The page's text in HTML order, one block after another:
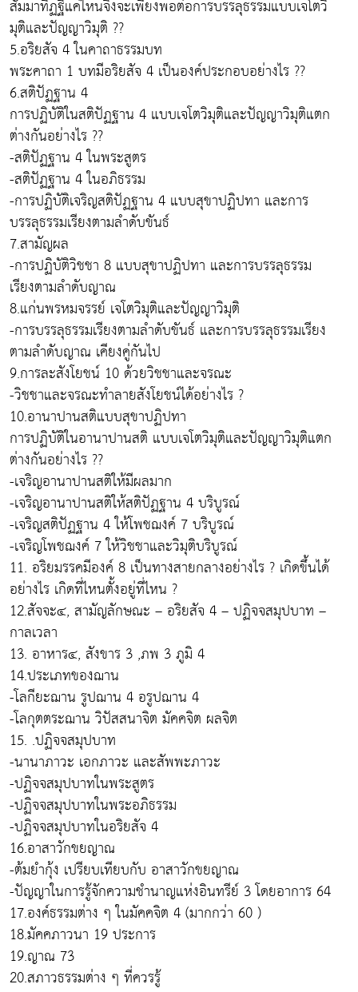
สัมมาทิฏฐิแค่ไหนจึงจะเพียงพอต่อการบรรลุธรรมแบบเจโตวิ
มุติและปัญญาวิมุติ ??
5.อริยสัจ 4 ในคาถาธรรมบท
พระคาถา 1 บทมีอริยสัจ 4 เป็นองค์ประกอบอย่างไร ??
6.สติปัฏฐาน 4
การปฏิบัติในสติปัฏฐาน 4 แบบเจโตวิมุติและปัญญาวิมุติแตก
ต่างกันอย่างไร ??
-สติปัฏฐาน 4 ในพระสูตร
-สติปัฏฐาน 4 ในอภิธรรม
-การปฏิบัติเจริญสติปัฏฐาน 4 แบบสุขาปฏิปทา และการ
บรรลุธรรมเรียงตามลำดับขันธ์
7.สามัญผล
-การปฏิบัติวิชชา 8 แบบสุขาปฏิปทา และการบรรลุธรรม
เรียงตามลำดับญาณ
8.แก่นพรหมจรรย์ เจโตวิมุติและปัญญาวิมุติ
-การบรรลุธรรมเรียงตามลำดับขันธ์ และการบรรลุธรรมเรียง
ตามลำดับญาณ เคียงคู่กันไป
9.การละสังโยชน์ 10 ด้วยวิชชาและจรณะ
-วิชชาและจรณะทำลายสังโยชน์ได้อย่างไร ?
10.อานาปานสติแบบสุขาปฏิปทา
การปฏิบัติในอานาปานสติ แบบเจโตวิมุติและปัญญาวิมุติแตก
ต่างกันอย่างไร ??
-เจริญอานาปานสติให้มีผลมาก
-เจริญอานาปานสติให้สติปัฏฐาน 4 บริบูรณ์
-เจริญสติปัฏฐาน 4 ให้โพชฌงค์ 7 บริบูรณ์
-เจริญโพชฌงค์ 7 ให้วิชชาและวิมุติบริบูรณ์
11. อริยมรรคมีองค์ 8 เป็นทางสายกลางอย่างไร ? เกิดขึ้นได้
อย่างไร เกิดที่ไหนตั้งอยู่ที่ไหน ?
12.สัจจะ๔, สามัญลักษณะ – อริยสัจ 4 – ปฏิจจสมุปบาท –
กาลเวลา
13. อาหาร๔, สังขาร 3 ,ภพ 3 ภูมิ 4
14.ประเภทของฌาน
-โลกียะฌาน รูปฌาน 4 อรูปฌาน 4
-โลกุตตระฌาน วิปัสสนาจิต มัคคจิต ผลจิต
15. .ปฏิจจสมุปบาท
-นานาภาวะ เอกภาวะ และสัพพะภาวะ
-ปฏิจจสมุปบาทในพระสูตร
-ปฏิจจสมุปบาทในพระอภิธรรม
-ปฏิจจสมุปบาทในอริยสัจ 4
16.อาสาวักขยญาณ
-ต้มยำกุ้ง เปรียบเทียบกับ อาสาวักขยญาณ
-ปัญญาในการรู้จักความชำนาญแห่งอินทรีย์ 3 โดยอาการ 64
17.องค์ธรรมต่าง ๆ ในมัคคจิต 4 (มากกว่า 60 )
18.มัคคภาวนา 19 ประการ
19.ญาณ 73
20.สภาวธรรมต่าง ๆ ที่ควรรู้